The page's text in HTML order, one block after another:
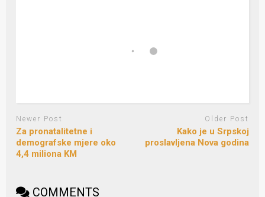
Newer Post
Za pronatalitetne i
demografske mjere oko
4,4 miliona KM
Older Post
Kako je u Srpskoj
proslavljena Nova godina
COMMENTS